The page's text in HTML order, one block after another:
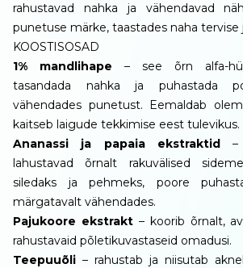
rahustavad nahka ja vähendavad
punetuse märke, taastades naha tervise
KOOSTISOSAD
1% mandlihape – see õrn alfa-
tasandada nahka ja puhastada
vähendades punetust. Eemaldab
kaitseb laigude tekkimise eest tulevikus.
Ananassi ja papaia ekstraktid –
lahustavad õrnalt rakuvälised
siledaks ja pehmeks, poore
märgatavalt vähendades.
Pajukoore ekstrakt– koorib õrnalt,
rahustavaid põletikuvastaseid omadusi.
Teepuuõli – rahustab ja niisutab